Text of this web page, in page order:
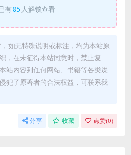
有85 人解锁查看
如无特殊说明或标注，均为本站原
，在未征得本站同意时，禁止复
站内容到任何网站、书籍等各类媒
犯了原著者的合法权益，可联系我
分享 收藏 点赞(0)